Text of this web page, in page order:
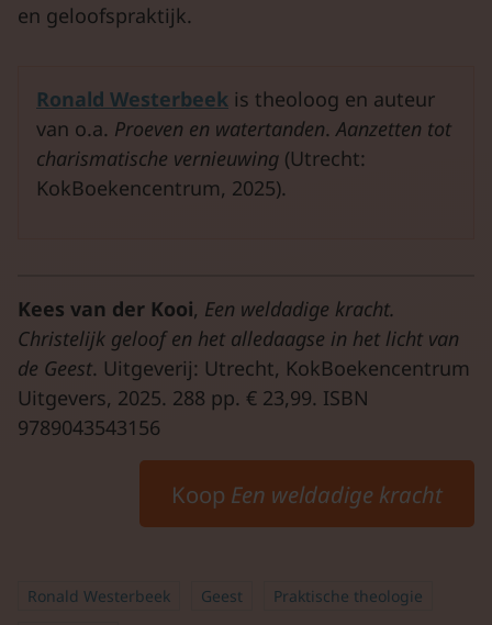
en geloofspraktijk.
Ronald Westerbeek is theoloog en auteur
van o.a. Proeven en watertanden.Aanzetten tot
charismatische vernieuwing (Utrecht:
KokBoekencentrum, 2025).
Kees van der Kooi, Een weldadige kracht.
Christelijk geloof en het alledaagse in het licht van
de Geest. Uitgeverij: Utrecht, KokBoekencentrum
Uitgevers, 2025. 288 pp. € 23,99. ISBN
9789043543156
Koop Een weldadige kracht
Ronald Westerbeek Geest
Praktische theologie